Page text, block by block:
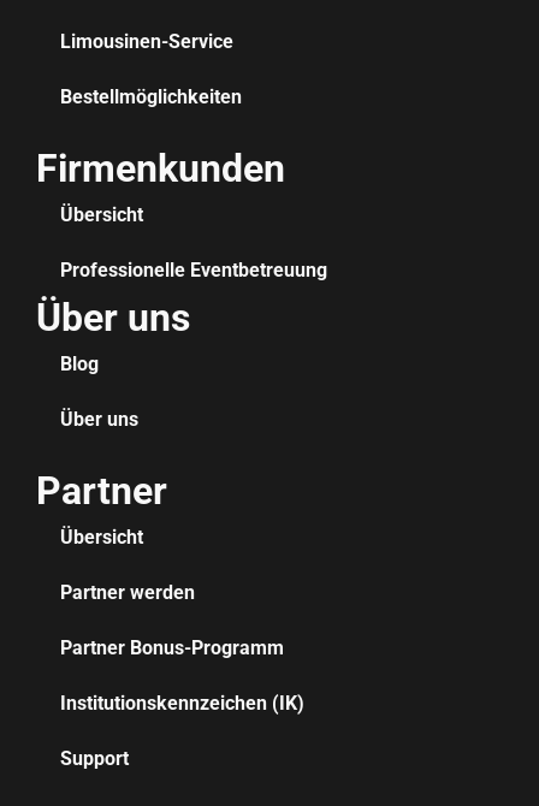
Limousinen-Service
Bestellmöglichkeiten
Firmenkunden
Übersicht
Professionelle Eventbetreuung
Über uns
Blog
Über uns
Partner
Übersicht
Partner werden
Partner Bonus-Programm
Institutionskennzeichen (IK)
Support